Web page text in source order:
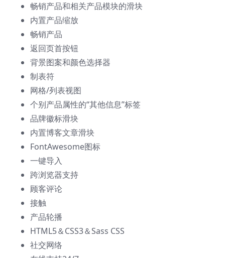
畅销产品和相关产品模块的滑块
内置产品缩放
畅销产品
返回页首按钮
背景图案和颜色选择器
制表符
网格/列表视图
个别产品属性的“其他信息”标签
品牌徽标滑块
内置博客文章滑块
FontAwesome图标
一键导入
跨浏览器支持
顾客评论
接触
产品轮播
HTML5＆CSS3＆Sass CSS
社交网络